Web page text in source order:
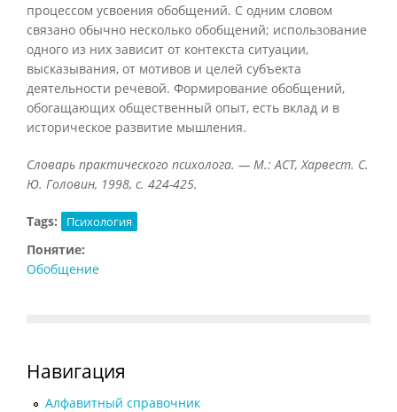
процессом усвоения обобщений. С одним словом
связано обычно несколько обобщений; использование
одного из них зависит от контекста ситуации,
высказывания, от мотивов и целей субъекта
деятельности речевой. Формирование обобщений,
обогащающих общественный опыт, есть вклад и в
историческое развитие мышления.
Словарь практического психолога. — М.: АСТ, Харвест. С.
Ю. Головин, 1998, с. 424-425.
Tags: Психология
Понятие:
Обобщение
Навигация
Алфавитный справочник